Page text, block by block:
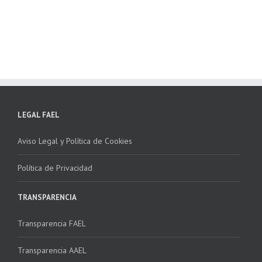
LEGAL FAEL
Aviso Legal y Política de Cookies
Política de Privacidad
TRANSPARENCIA
Transparencia FAEL
Transparencia AAEL